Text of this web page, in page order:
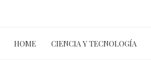
HOME CIENCIA Y TECNOLOGÍA